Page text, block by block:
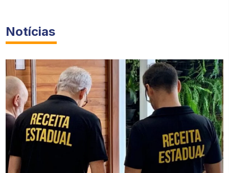
Notícias